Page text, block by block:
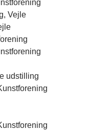
Vejle
udstilling